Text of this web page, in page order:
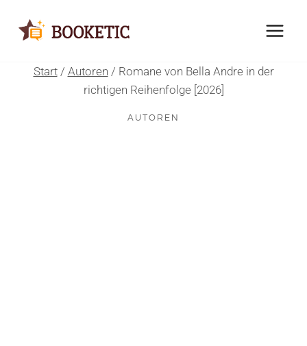
Inhalt
Start / Autoren / Romane von Bella Andre in der
richtigen Reihenfolge [2026]
AUTOREN